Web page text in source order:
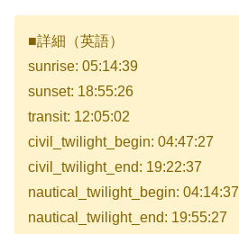
■詳細（英語）
sunrise: 05:14:39
sunset: 18:55:26
transit: 12:05:02
civil_twilight_begin: 04:47:27
civil_twilight_end: 19:22:37
nautical_twilight_begin: 04:14:37
nautical_twilight_end: 19:55:27